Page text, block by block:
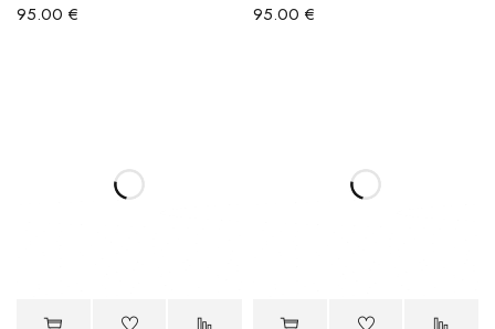
95.00 €
95.00 €